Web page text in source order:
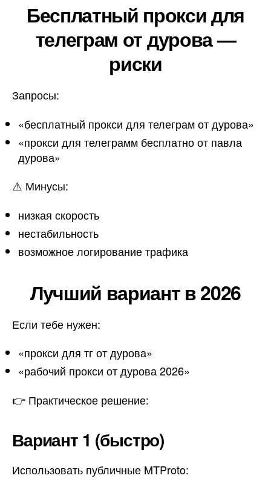
Бесплатный прокси для
телеграм от дурова —
риски
Запросы:
«бесплатный прокси для телеграм от дурова»
«прокси для телеграмм бесплатно от павла
дурова»
⚠️ Минусы:
низкая скорость
нестабильность
возможное логирование трафика
Лучший вариант в 2026
Если тебе нужен:
«прокси для тг от дурова»
«рабочий прокси от дурова 2026»
👉 Практическое решение:
Вариант 1 (быстро)
Использовать публичные MTProto: